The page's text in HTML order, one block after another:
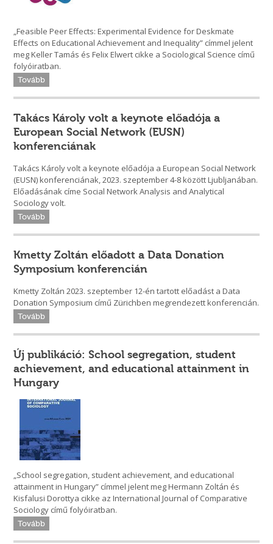
„Feasible Peer Effects: Experimental Evidence for Deskmate
Effects on Educational Achievement and Inequality” címmel jelent
meg Keller Tamás és Felix Elwert cikke a Sociological Science című
folyóiratban.
Tovább
Takács Károly volt a keynote előadója a
European Social Network (EUSN)
konferenciának
Takács Károly volt a keynote előadója a European Social Network
(EUSN) konferenciának, 2023. szeptember 4-8 között Ljubljanában.
Előadásának címe Social Network Analysis and Analytical
Sociology volt.
Tovább
Kmetty Zoltán előadott a Data Donation
Symposium konferencián
Kmetty Zoltán 2023. szeptember 12-én tartott előadást a Data
Donation Symposium című Zürichben megrendezett konferencián.
Tovább
Új publikáció: School segregation, student
achievement, and educational attainment in
Hungary
„School segregation, student achievement, and educational
attainment in Hungary” címmel jelent meg Hermann Zoltán és
Kisfalusi Dorottya cikke az International Journal of Comparative
Sociology című folyóiratban.
Tovább